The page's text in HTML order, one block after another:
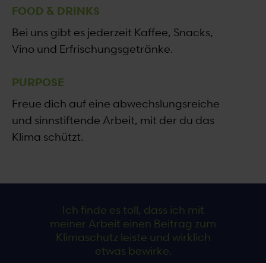
FOOD & DRINKS
Bei uns gibt es jederzeit Kaffee, Snacks,
Vino und Erfrischungsgetränke.
PURPOSE
Freue dich auf eine abwechslungsreiche
und sinnstiftende Arbeit, mit der du das
Klima schützt.
Ich finde es toll, dass ich mit
meiner Arbeit einen Beitrag zum
Klimaschutz leiste und wirklich
etwas bewirke.